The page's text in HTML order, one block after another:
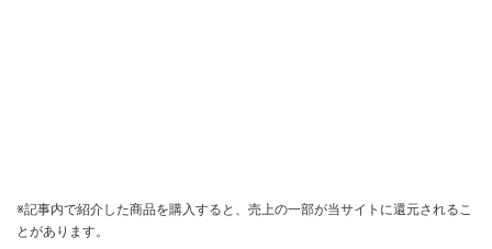
※記事内で紹介した商品を購入すると、売上の一部が当サイトに還元されるこ
とがあります。